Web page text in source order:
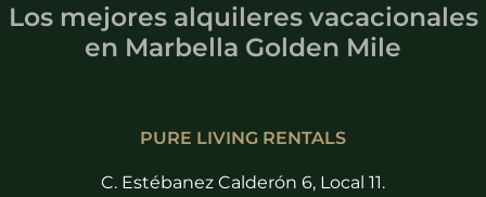
Los mejores alquileres vacacionales
en Marbella Golden Mile
PURE LIVING RENTALS
C. Estébanez Calderón 6, Local 11.